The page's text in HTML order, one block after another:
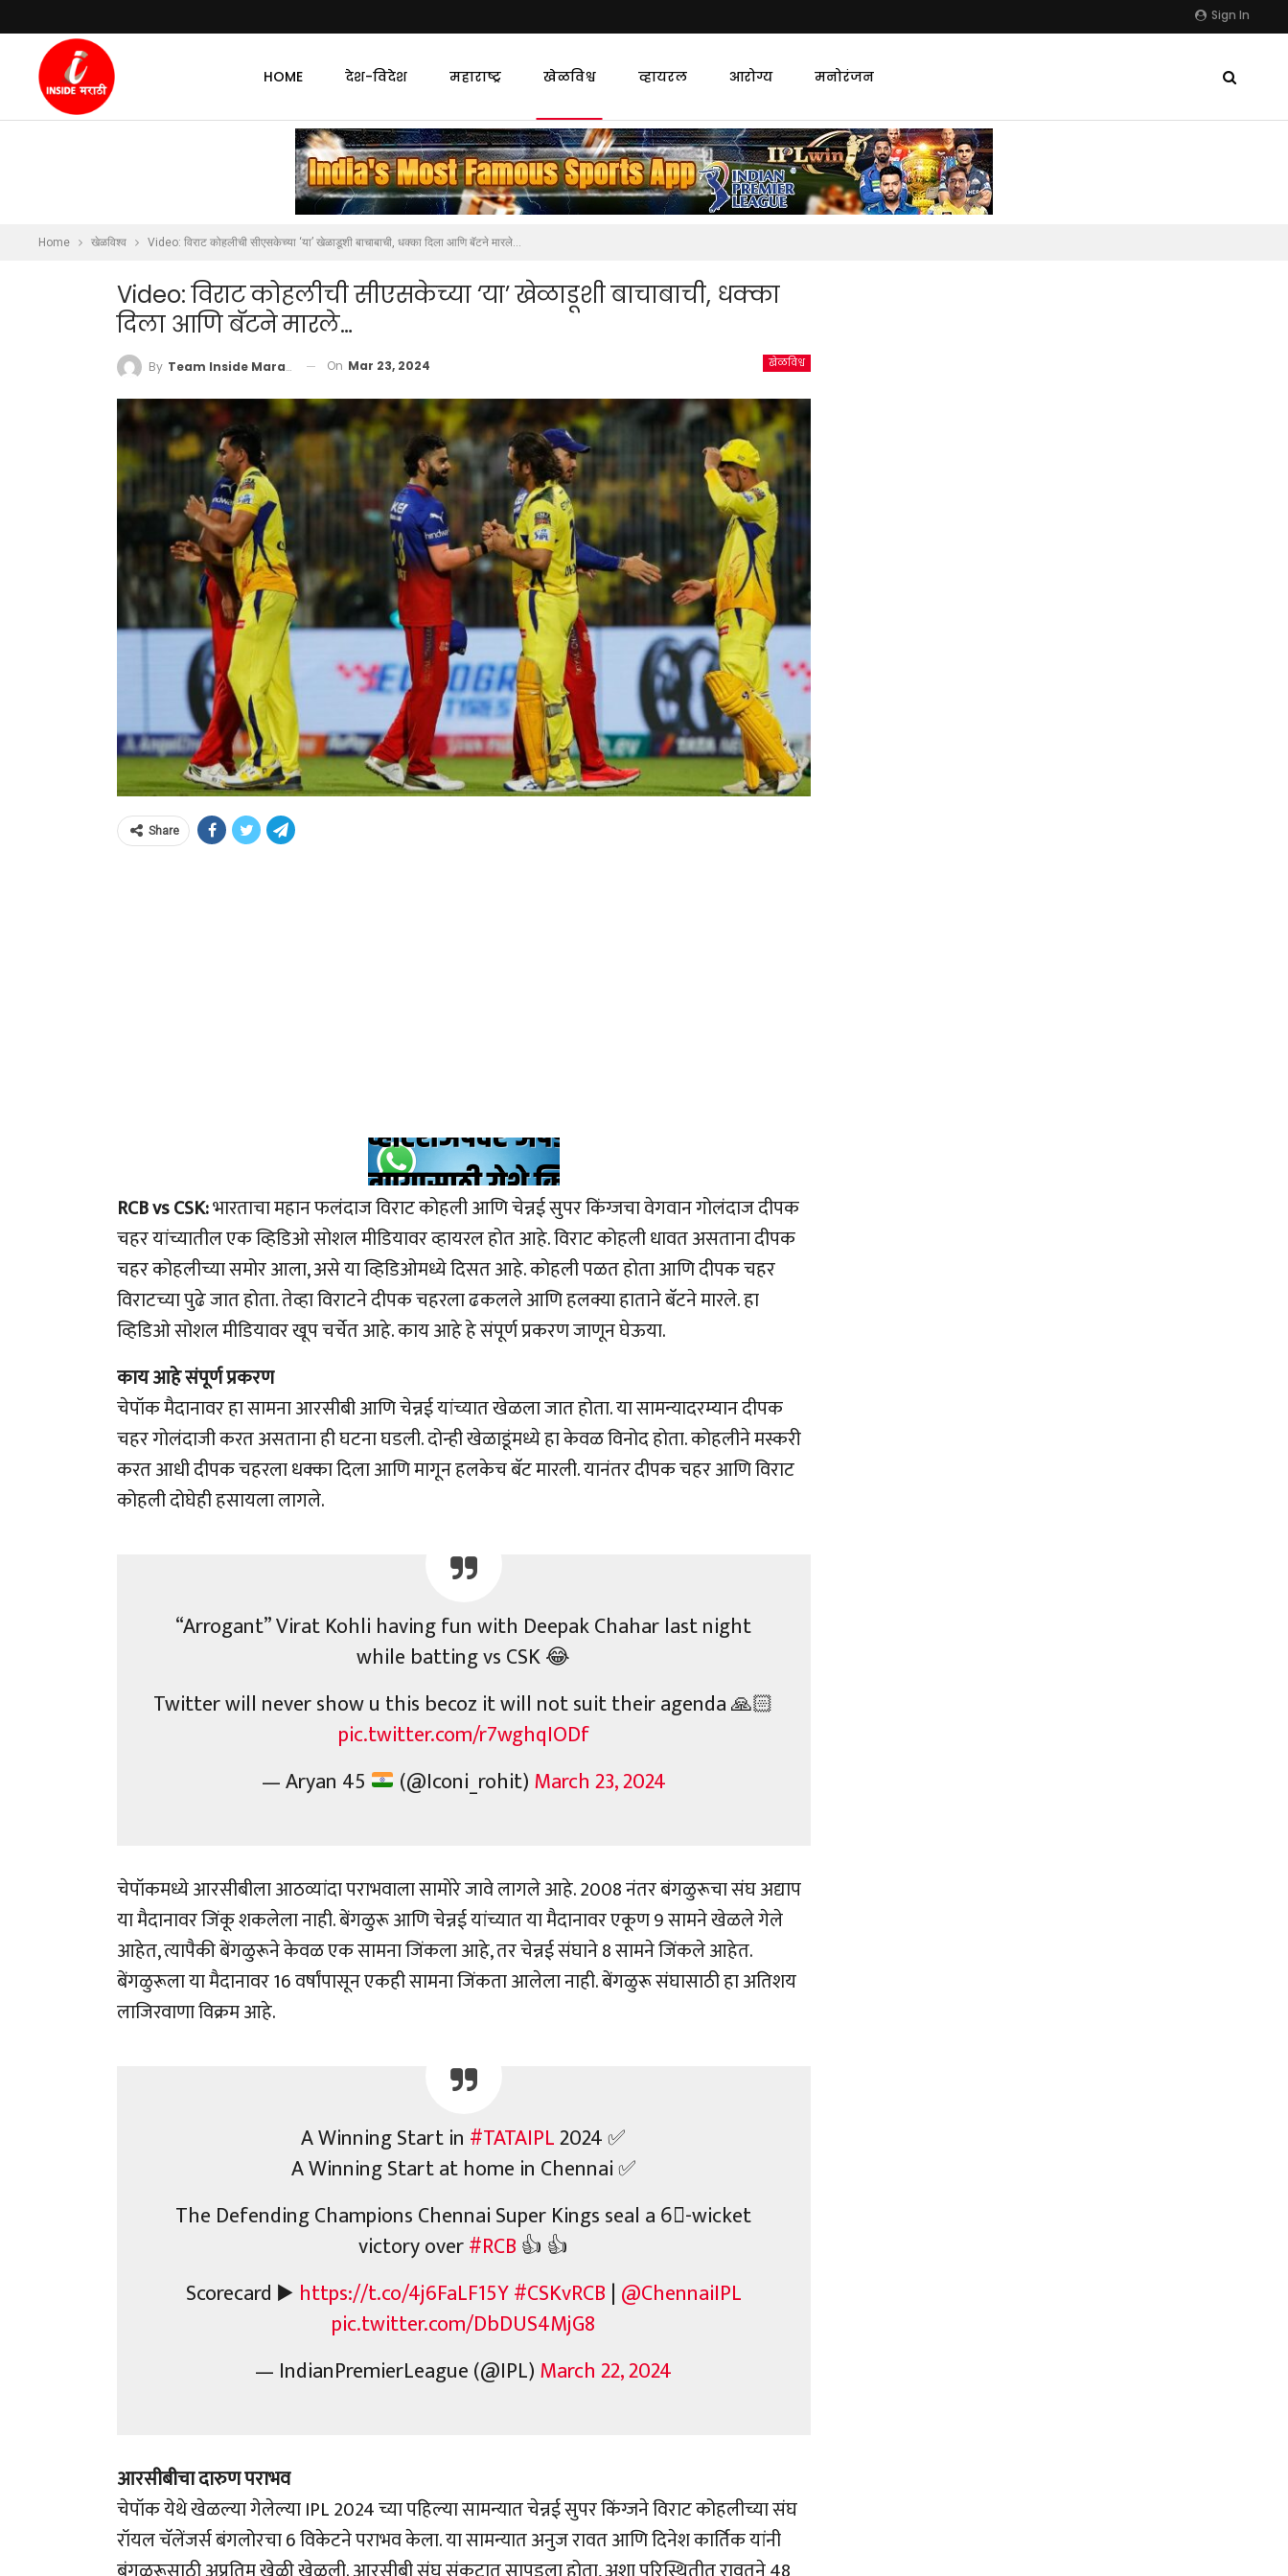
Sign In
HOME देश-विदेश महाराष्ट्र खेळविश्व व्हायरल आरोग्य मनोरंजन
Home खेळविश्व Video: विराट कोहलीची सीएसकेच्या ‘या’ खेळाडूशी बाचाबाची, धक्का दिला आणि बॅटने मारले…
Video: विराट कोहलीची सीएसकेच्या ‘या’ खेळाडूशी बाचाबाची, धक्का
दिला आणि बॅटने मारले…
खेळविश्व
By Team Inside Marathi On Mar 23, 2024
Share
RCB vs CSK:भारताचा महान फलंदाज विराट कोहली आणि चेन्नई सुपर किंग्जचा वेगवान गोलंदाज दीपक
चहर यांच्यातील एक व्हिडिओ सोशल मीडियावर व्हायरल होत आहे. विराट कोहली धावत असताना दीपक
चहर कोहलीच्या समोर आला, असे या व्हिडिओमध्ये दिसत आहे. कोहली पळत होता आणि दीपक चहर
विराटच्या पुढे जात होता. तेव्हा विराटने दीपक चहरला ढकलले आणि हलक्या हाताने बॅटने मारले. हा
व्हिडिओ सोशल मीडियावर खूप चर्चेत आहे. काय आहे हे संपूर्ण प्रकरण जाणून घेऊया.
काय आहे संपूर्ण प्रकरण
चेपॉक मैदानावर हा सामना आरसीबी आणि चेन्नई यांच्यात खेळला जात होता. या सामन्यादरम्यान दीपक
चहर गोलंदाजी करत असताना ही घटना घडली. दोन्ही खेळाडूंमध्ये हा केवळ विनोद होता. कोहलीने मस्करी
करत आधी दीपक चहरला धक्का दिला आणि मागून हलकेच बॅट मारली. यानंतर दीपक चहर आणि विराट
कोहली दोघेही हसायला लागले.
“Arrogant” Virat Kohli having fun with Deepak Chahar last night
while batting vs CSK 😂
Twitter will never show u this becoz it will not suit their agenda 🙏🏻
pic.twitter.com/r7wghqIODf
— Aryan 45
(@Iconi_rohit)March 23, 2024
चेपॉकमध्ये आरसीबीला आठव्यांदा पराभवाला सामोरे जावे लागले आहे. 2008 नंतर बंगळुरूचा संघ अद्याप
या मैदानावर जिंकू शकलेला नाही. बेंगळुरू आणि चेन्नई यांच्यात या मैदानावर एकूण 9 सामने खेळले गेले
आहेत, त्यापैकी बेंगळुरूने केवळ एक सामना जिंकला आहे, तर चेन्नई संघाने 8 सामने जिंकले आहेत.
बेंगळुरूला या मैदानावर 16 वर्षांपासून एकही सामना जिंकता आलेला नाही. बेंगळुरू संघासाठी हा अतिशय
लाजिरवाणा विक्रम आहे.
A Winning Start in #TATAIPL2024 ✅
A Winning Start at home in Chennai ✅
The Defending Champions Chennai Super Kings seal a 6⃣-wicket
victory over#RCB👍 👍
Scorecard ▶️ https://t.co/4j6FaLF15Y#CSKvRCB | @ChennaiIPL
pic.twitter.com/DbDUS4MjG8
— IndianPremierLeague (@IPL)March 22, 2024
आरसीबीचा दारुण पराभव
चेपॉक येथे खेळल्या गेलेल्या IPL 2024 च्या पहिल्या सामन्यात चेन्नई सुपर किंग्जने विराट कोहलीच्या संघ
रॉयल चॅलेंजर्स बंगलोरचा 6 विकेटने पराभव केला. या सामन्यात अनुज रावत आणि दिनेश कार्तिक यांनी